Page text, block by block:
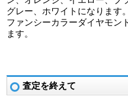
グレー、ホワイトになります。
ファンシーカラーダイヤモン
ます。
査定を終えて